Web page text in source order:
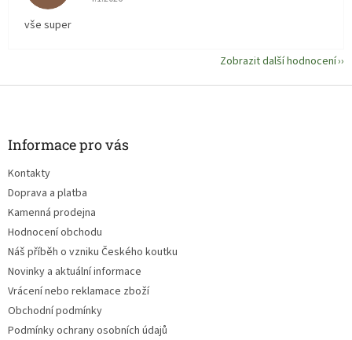
vše super
Zobrazit další hodnocení
Informace pro vás
Kontakty
Doprava a platba
Kamenná prodejna
Hodnocení obchodu
Náš příběh o vzniku Českého koutku
Novinky a aktuální informace
Vrácení nebo reklamace zboží
Obchodní podmínky
Podmínky ochrany osobních údajů